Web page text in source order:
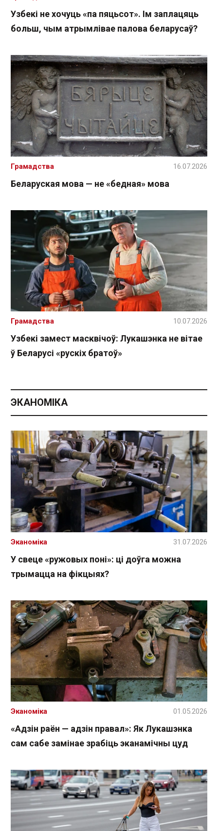
Узбекі не хочуць «па пяцьсот». Ім заплацяць
больш, чым атрымлівае палова беларусаў?
Беларуская мова — не «бедная» мова
Грамадства 16.07.2026
Узбекі замест масквічоў: Лукашэнка не вітае
ў Беларусі «рускіх братоў»
Грамадства 10.07.2026
ЭКАНОМІКА
У свеце «ружовых поні»: ці доўга можна
трымацца на фікцыях?
Эканоміка 31.07.2026
«Адзін раён — адзін правал»: Як Лукашэнка
сам сабе замінае зрабіць эканамічны цуд
Эканоміка 01.05.2026